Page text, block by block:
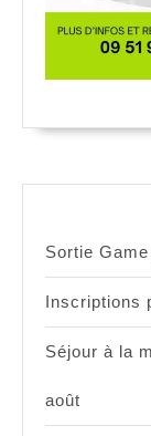
Sortie
Inscriptions
Séjour à la
août